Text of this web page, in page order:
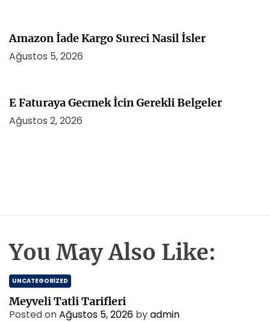
Amazon İade Kargo Sureci Nasil İsler
Ağustos 5, 2026
E Faturaya Gecmek İcin Gerekli Belgeler
Ağustos 2, 2026
You May Also Like:
UNCATEGORIZED
Meyveli Tatli Tarifleri
Posted onAğustos 5, 2026 byadmin